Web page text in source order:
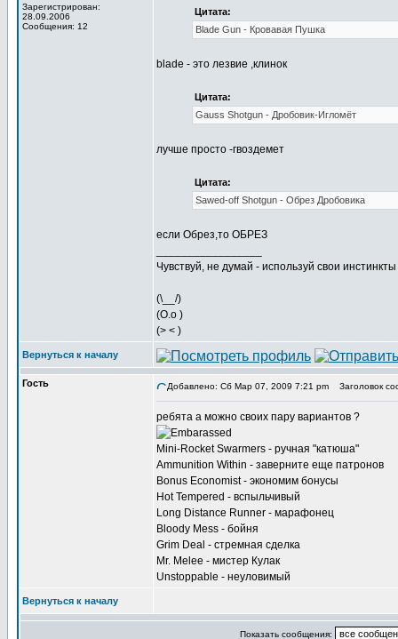
Зарегистрирован:
28.09.2006
Сообщения: 12
Цитата:
Blade Gun - Кровавая Пушка
blade - это лезвие ,клинок
Цитата:
Gauss Shotgun - Дробовик-Игломёт
лучше просто -гвоздемет
Цитата:
Sawed-off Shotgun - Обрез Дробовика
если Обрез,то ОБРЕЗ
Чувствуй, не думай - используй свои инстинкты
(\__/)
(O.o )
(> < )
Вернуться к началу
Гость Добавлено: Сб Мар 07, 2009 7:21 pm Заголовок
ребята а можно своих пару вариантов ?
Mini-Rocket Swarmers - ручная "катюша"
Ammunition Within - заверните еще патронов
Bonus Economist - экономим бонусы
Hot Tempered - вспыльчивый
Long Distance Runner - марафонец
Bloody Mess - бойня
Grim Deal - стремная сделка
Mr. Melee - мистер Кулак
Unstoppable - неуловимый
Вернуться к началу
Показать сообщения: